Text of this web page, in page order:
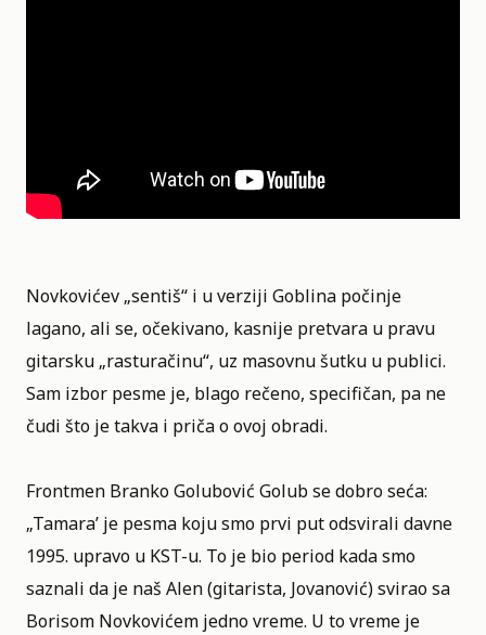
Novkovićev „sentiš“ i u verziji Goblina počinje
lagano, ali se, očekivano, kasnije pretvara u pravu
gitarsku „rasturačinu“, uz masovnu šutku u publici.
Sam izbor pesme je, blago rečeno, specifičan, pa ne
čudi što je takva i priča o ovoj obradi.
Frontmen Branko Golubović Golubse dobro seća:
„Tamara’ je pesma koju smo prvi put odsvirali davne
1995. upravo u KST-u. To je bio period kada smo
saznali da je naš Alen (gitarista, Jovanović) svirao sa
Borisom Novkovićem jedno vreme. U to vreme je